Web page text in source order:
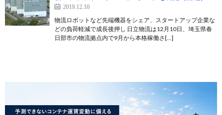
2019.12.10
物流ロボットなど先端機器をシェア、スタートアップ企業な
どの負荷軽減で成長後押し 日立物流は12月10日、埼玉県春
日部市の物流拠点内で9月から本格稼働さ[…]